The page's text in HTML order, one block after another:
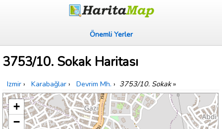
Önemli Yerler
3753/10. Sokak Haritası
Izmir › Karabağlar › Devrim Mh. › 3753/10. Sokak»
+
−